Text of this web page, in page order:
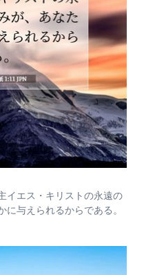
イエス・キリストの永遠の
に与えられるからである。